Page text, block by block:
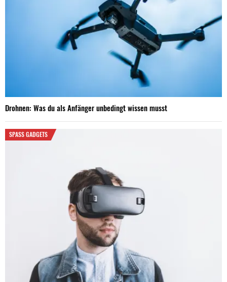
Drohnen: Was du als Anfänger unbedingt wissen musst
SPASS GADGETS